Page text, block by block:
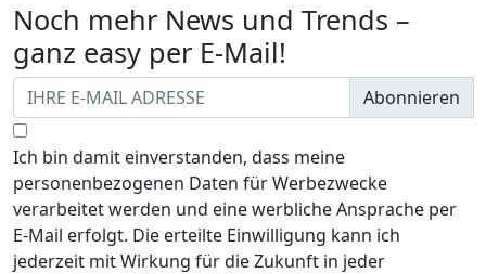
Noch mehr News und Trends –
ganz easy per E-Mail!
Abonnieren
Ich bin damit einverstanden, dass meine
personenbezogenen Daten für Werbezwecke
verarbeitet werden und eine werbliche Ansprache per
E-Mail erfolgt. Die erteilte Einwilligung kann ich
jederzeit mit Wirkung für die Zukunft in jeder